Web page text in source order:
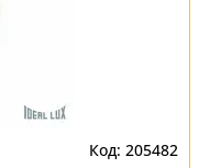
205482